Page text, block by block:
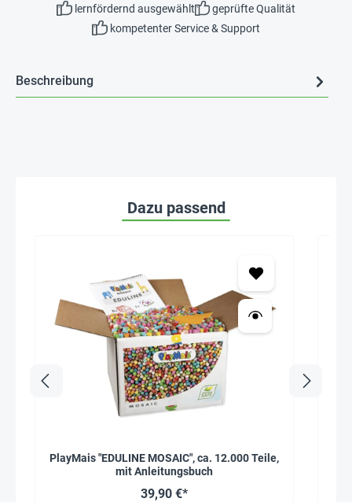
lernfördernd ausgewählt
geprüfte Qualität
kompetenter Service & Support
Beschreibung
Dazu passend
PlayMais "EDULINE MOSAIC", ca. 12.000 Teile,
mit Anleitungsbuch
39,90 €*